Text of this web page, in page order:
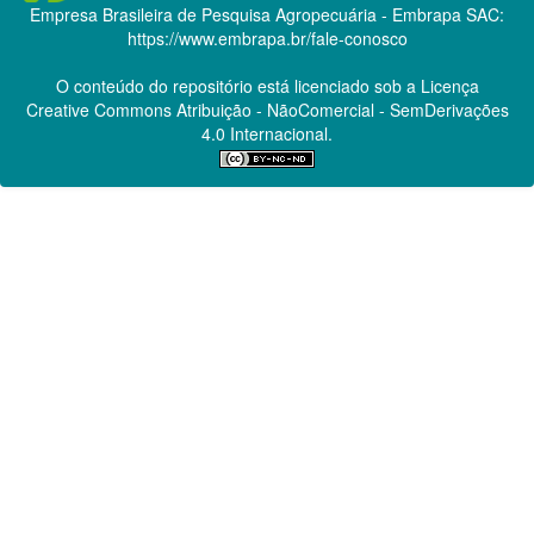
Empresa Brasileira de Pesquisa Agropecuária - Embrapa SAC:
https://www.embrapa.br/fale-conosco
O conteúdo do repositório está licenciado sob a Licença
Creative CommonsAtribuição - NãoComercial - SemDerivações
4.0 Internacional.